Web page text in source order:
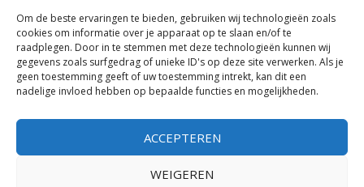
Om de beste ervaringen te bieden, gebruiken wij technologieën zoals
cookies om informatie over je apparaat op te slaan en/of te
raadplegen. Door in te stemmen met deze technologieën kunnen wij
gegevens zoals surfgedrag of unieke ID's op deze site verwerken. Als je
geen toestemming geeft of uw toestemming intrekt, kan dit een
nadelige invloed hebben op bepaalde functies en mogelijkheden.
ACCEPTEREN
WEIGEREN